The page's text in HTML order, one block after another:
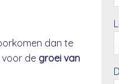
dan te
de groei van